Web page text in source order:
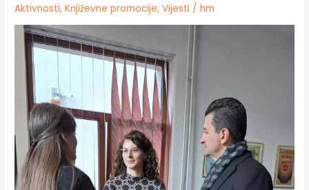
Aktivnosti,Književne promocije,Vijesti /hm